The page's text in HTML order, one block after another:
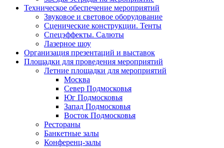
Техническое обеспечение мероприятий
Звуковое и световое оборудование
Сценические конструкции. Тенты
Спецэффекты. Салюты
Лазерное шоу
Организация презентаций и выставок
Площадки для проведения мероприятий
Летние площадки для мероприятий
Москва
Север Подмосковья
Юг Подмосковья
Запад Подмосковья
Восток Подмосковья
Рестораны
Банкетные залы
Конференц-залы